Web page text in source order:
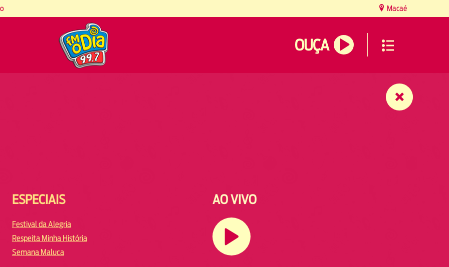
Macaé
OUÇA
ESPECIAIS
Festival da Alegria
Respeita Minha História
Semana Maluca
AO VIVO